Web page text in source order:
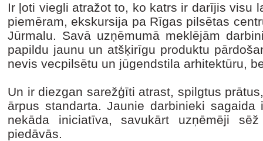
Ir ļoti viegli atražot to, ko katrs ir darījis visu
piemēram, ekskursija pa Rīgas pilsētas
Jūrmalu. Savā uzņēmumā meklējām
papildu jaunu un atšķirīgu produktu
nevis vecpilsētu un jūgendstila arhitektūru,
Un ir diezgan sarežģīti atrast, spilgtus
ārpus standarta. Jaunie darbinieki
nekāda iniciatīva, savukārt uzņēmēji
piedāvās.